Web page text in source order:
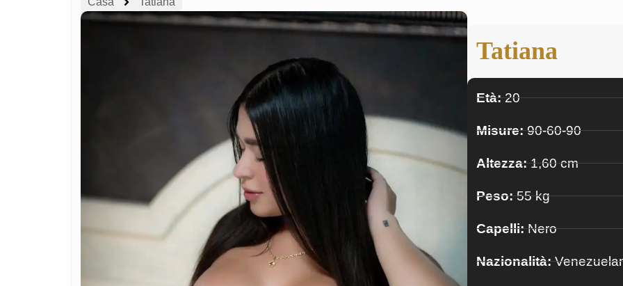
Tatiana
Età:20
Misure:90-60-90
Altezza:1,60 cm
Peso:55 kg
Capelli:Nero
Nazionalità: